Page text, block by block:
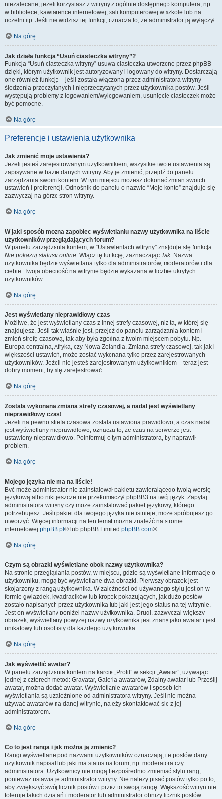
niezalecane, jeżeli korzystasz z witryny z ogólnie dostępnego komputera, np.
w bibliotece, kawiarence internetowej, sali komputerowej w szkole lub na
uczelni itp. Jeśli nie widzisz tej funkcji, oznacza to, że administrator ją wyłączył.
Na górę
Jak działa funkcja “Usuń ciasteczka witryny”?
Funkcja “Usuń ciasteczka witryny” usuwa ciasteczka utworzone przez phpBB
dzięki, którym użytkownik jest autoryzowany i logowany do witryny. Dostarczają
one również funkcję – jeśli została włączona przez administratora witryny –
śledzenia przeczytanych i nieprzeczytanych przez użytkownika postów. Jeśli
występują problemy z logowaniem/wylogowaniem, usunięcie ciasteczek może
być pomocne.
Na górę
Preferencje i ustawienia użytkownika
Jak zmienić moje ustawienia?
Jeżeli jesteś zarejestrowanym użytkownikiem, wszystkie twoje ustawienia są
zapisywane w bazie danych witryny. Aby je zmienić, przejdź do panelu
zarządzania swoim kontem. W tym miejscu możesz dokonać zmian swoich
ustawień i preferencji. Odnośnik do panelu o nazwie “Moje konto” znajduje się
zazwyczaj na górze stron witryny.
Na górę
W jaki sposób można zapobiec wyświetlaniu nazwy użytkownika na liście
użytkowników przeglądających forum?
W panelu zarządzania kontem, w “Ustawieniach witryny” znajduje się funkcja
Nie pokazuj statusu online. Włącz tę funkcję, zaznaczając Tak. Nazwa
użytkownika będzie wyświetlana tylko dla administratorów, moderatorów i dla
ciebie. Twoja obecność na witrynie będzie wykazana w liczbie ukrytych
użytkowników.
Na górę
Jest wyświetlany nieprawidłowy czas!
Możliwe, że jest wyświetlany czas z innej strefy czasowej, niż ta, w której się
znajdujesz. Jeśli tak właśnie jest, przejdź do panelu zarządzania kontem i
zmień strefę czasową, tak aby była zgodna z twoim miejscem pobytu. Np.
Europa centralna, Afryka, czy Nowa Zelandia. Zmiana strefy czasowej, tak jak i
większości ustawień, może zostać wykonana tylko przez zarejestrowanych
użytkowników. Jeżeli nie jesteś zarejestrowanym użytkownikiem – teraz jest
dobry moment, by się zarejestrować.
Na górę
Została wykonana zmiana strefy czasowej, a nadal jest wyświetlany
nieprawidłowy czas!
Jeżeli na pewno strefa czasowa została ustawiona prawidłowo, a czas nadal
jest wyświetlany nieprawidłowo, oznacza to, że czas na serwerze jest
ustawiony nieprawidłowo. Poinformuj o tym administratora, by naprawił
problem.
Na górę
Mojego języka nie ma na liście!
Być może administrator nie zainstalował pakietu zawierającego twoją wersję
językową albo nikt jeszcze nie przetłumaczył phpBB3 na twój język. Zapytaj
administratora witryny czy może zainstalować pakiet językowy, którego
potrzebujesz. Jeśli pakiet dla twojego języka nie istnieje, może spróbujesz go
utworzyć. Więcej informacji na ten temat można znaleźć na stronie
internetowej phpBB.pl ® lub phpBB Limited phpBB.com®
Na górę
Czym są obrazki wyświetlane obok nazwy użytkownika?
Na stronie przeglądania postów, w miejscu, gdzie są wyświetlane informacje o
użytkowniku, mogą być wyświetlane dwa obrazki. Pierwszy obrazek jest
skojarzony z rangą użytkownika. W zależności od używanego stylu jest on w
formie gwiazdek, kwadracików lub kropek pokazujących, jak dużo postów
zostało napisanych przez użytkownika lub jaki jest jego status na tej witrynie.
Jest on wyświetlany poniżej nazwy użytkownika. Drugi, zazwyczaj większy
obrazek, wyświetlany powyżej nazwy użytkownika jest znany jako awatar i jest
unikatowy lub osobisty dla każdego użytkownika.
Na górę
Jak wyświetlić awatar?
W panelu zarządzania kontem na karcie „Profil” w sekcji „Awatar”, używając
jednej z czterech metod: Gravatar, Galeria awatarów, Zdalny awatar lub Prześlij
awatar, można dodać awatar. Wyświetlanie awatarów i sposób ich
wyświetlania są uzależnione od administratora witryny. Jeśli nie można
używać awatarów na danej witrynie, należy skontaktować się z jej
administratorem.
Na górę
Co to jest ranga i jak można ją zmienić?
Rangi wyświetlane pod nazwami użytkowników oznaczają, ile postów dany
użytkownik napisał lub jaki ma status na forum, np. moderatora czy
administratora. Użytkownicy nie mogą bezpośrednio zmieniać stylu rang,
ponieważ ustawia je administrator witryny. Nie należy pisać postów tylko po to,
aby zwiększyć swój licznik postów i przez to swoją rangę. Większość witryn nie
toleruje takich działań i moderator lub administrator obniży licznik postów